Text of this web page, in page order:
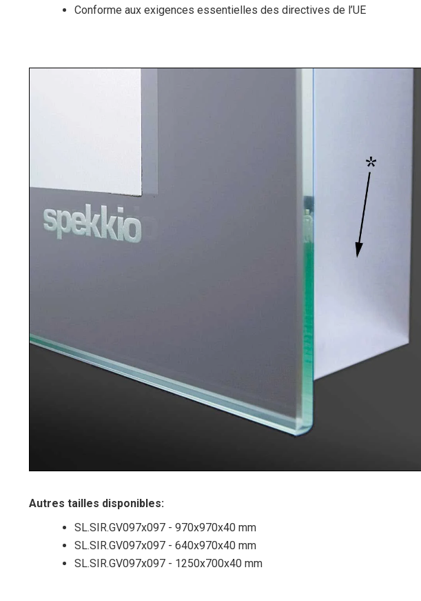
Conforme aux exigences essentielles des directives de l’UE
Autres tailles disponibles:
SL.SIR.GV097x097 - 970x970x40 mm
SL.SIR.GV097x097 - 640x970x40 mm
SL.SIR.GV097x097 - 1250x700x40 mm